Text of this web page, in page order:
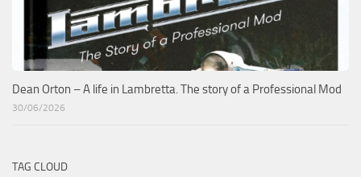
Dean Orton – A life in Lambretta. The story of a Professional Mod
30/06/2026
TAG CLOUD